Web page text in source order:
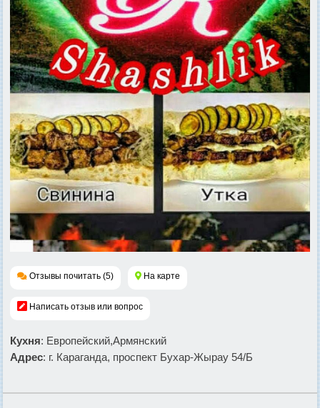
Отзывы почитать (5) На карте
Написать отзыв или вопрос
Кухня: Европейский,Армянский
Адрес: г. Караганда, проспект Бухар-Жырау 54/Б